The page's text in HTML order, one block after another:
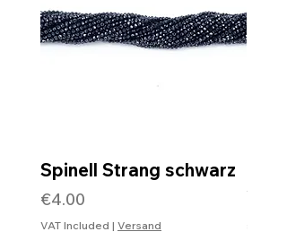
Spinell Strang schwarz
Price
€4.00
VAT Included | Versand